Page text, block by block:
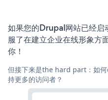
如果您的Drupal网站已经启
服了在建立企业在线形象方
你！
但接下来是the hard part：如
持更多的访问者？